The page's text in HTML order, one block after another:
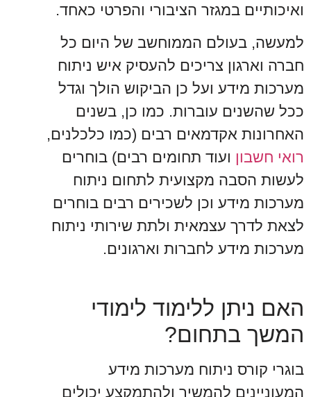
ואיכותיים במגזר הציבורי והפרטי כאחד.
למעשה, בעולם הממוחשב של היום כל
חברה וארגון צריכים להעסיק איש ניתוח
מערכות מידע ועל כן הביקוש הולך וגדל
ככל שהשנים עוברות. כמו כן, בשנים
האחרונות אקדמאים רבים (כמו כלכלנים,
רואי חשבון ועוד תחומים רבים) בוחרים
לעשות הסבה מקצועית לתחום ניתוח
מערכות מידע וכן לשכירים רבים בוחרים
לצאת לדרך עצמאית ולתת שירותי ניתוח
מערכות מידע לחברות וארגונים.
האם ניתן ללימוד לימודי
המשך בתחום?
בוגרי קורס ניתוח מערכות מידע
המעוניינים להמשיך ולהתמקצע יכולים